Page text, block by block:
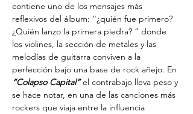
contiene uno de los mensajes más
reflexivos del álbum: “¿quién fue primero?
¿Quién lanzo la primera piedra? ” donde
los violines, la sección de metales y las
melodías de guitarra conviven a la
perfección bajo una base de rock añejo. En
“Colapso Capital” el contrabajo lleva peso y
se hace notar, en una de las canciones más
rockers que viaja entre la influencia